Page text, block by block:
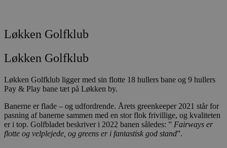
Løkken Golfklub
Løkken Golfklub
Løkken Golfklub ligger med sin flotte 18 hullers bane og 9 hullers
Pay & Play bane tæt på Løkken by.
Banerne er flade – og udfordrende. Årets greenkeeper 2021 står for
pasning af banerne sammen med en stor flok frivillige, og kvaliteten
er i top. Golfbladet beskriver i 2022 banen således: ” Fairways er
flotte og velplejede, og greens er i fantastisk god stand”.